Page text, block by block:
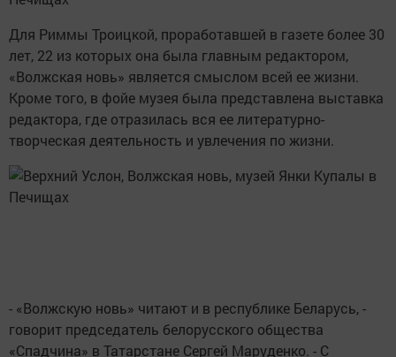
Для Риммы Троицкой, проработавшей в газете более 30
лет, 22 из которых она была главным редактором,
«Волжская новь» является смыслом всей ее жизни.
Кроме того, в фойе музея была представлена выставка
редактора, где отразилась вся ее литературно-
творческая деятельность и увлечения по жизни.
- «Волжскую новь» читают и в республике Беларусь, -
говорит председатель белорусского общества
«Спадчина» в Татарстане Сергей Маруденко. - С